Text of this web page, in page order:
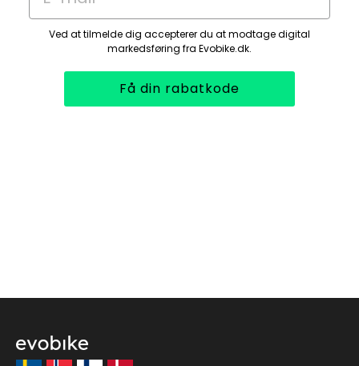
Ved at tilmelde dig accepterer du at modtage digital
markedsføring fra Evobike.dk.
Få din rabatkode